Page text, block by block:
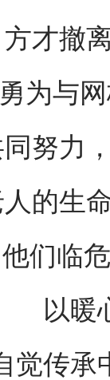
才撤
为与
努力
的生
他们临
以暖
觉传承